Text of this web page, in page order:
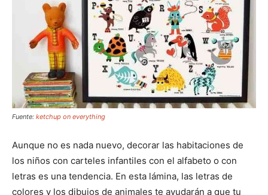
Fuente: ketchup on everything
Aunque no es nada nuevo, decorar las habitaciones de
los niños con carteles infantiles con el alfabeto o con
letras es una tendencia. En esta lámina, las letras de
colores y los dibujos de animales te ayudarán a que tu